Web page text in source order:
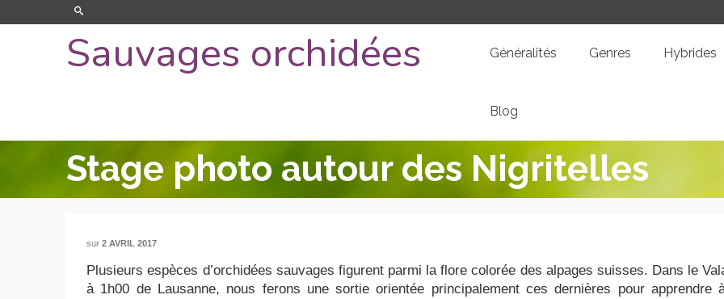
Sauvages orchidées Généralités Genres Hybrides
Blog
Stage photo autour des Nigritelles
sur2 AVRIL 2017
Plusieurs espèces d’orchidées sauvages figurent parmi la flore colorée des alpages suisses. Dans le
à 1h00 de Lausanne, nous ferons une sortie orientée principalement ces dernières pour apprendre